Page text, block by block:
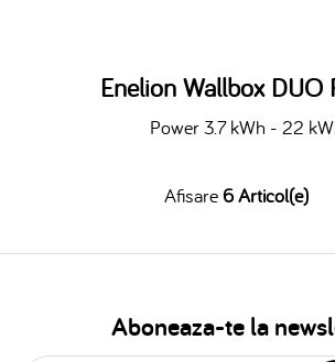
Enelion Wallbox DUO
Power 3.7 kWh - 22
Afisare6 Articol(e)
Aboneaza-te la